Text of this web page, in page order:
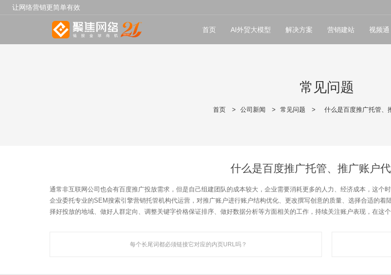
让网络营销更简单有效
首页 AI外贸大模型 解决方案 营销建站 视频通
常见问题
首页 > 公司新闻 > 常见问题 > 什么是百度推广托管、
什么是百度推广托管、推广账户
通常非互联网公司也会有百度推广投放需求，但是自己组建团队的成本较大，企业需要消耗更多的人力、经济成本，这个
企业委托专业的SEM搜索引擎营销托管机构代运营，对推广账户进行账户结构优化、更改撰写创意的质量、选择合适的
择好投放的地域、做好人群定向、调整关键字价格保证排序、做好数据分析等方面相关的工作，持续关注账户表现，在这
每个长尾词都必须链接它对应的内页URL吗？